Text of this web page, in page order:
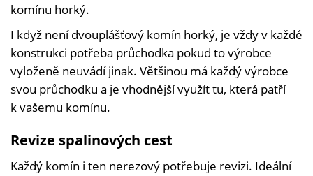
komínu horký.
I když není dvouplášťový komín horký, je vždy v každé
konstrukci potřeba průchodka pokud to výrobce
vyloženě neuvádí jinak. Většinou má každý výrobce
svou průchodku a je vhodnější využít tu, která patří
k vašemu komínu.
Revize spalinových cest
Každý komín i ten nerezový potřebuje revizi. Ideální